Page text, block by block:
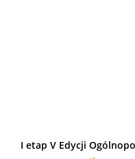
I etap V Edycji